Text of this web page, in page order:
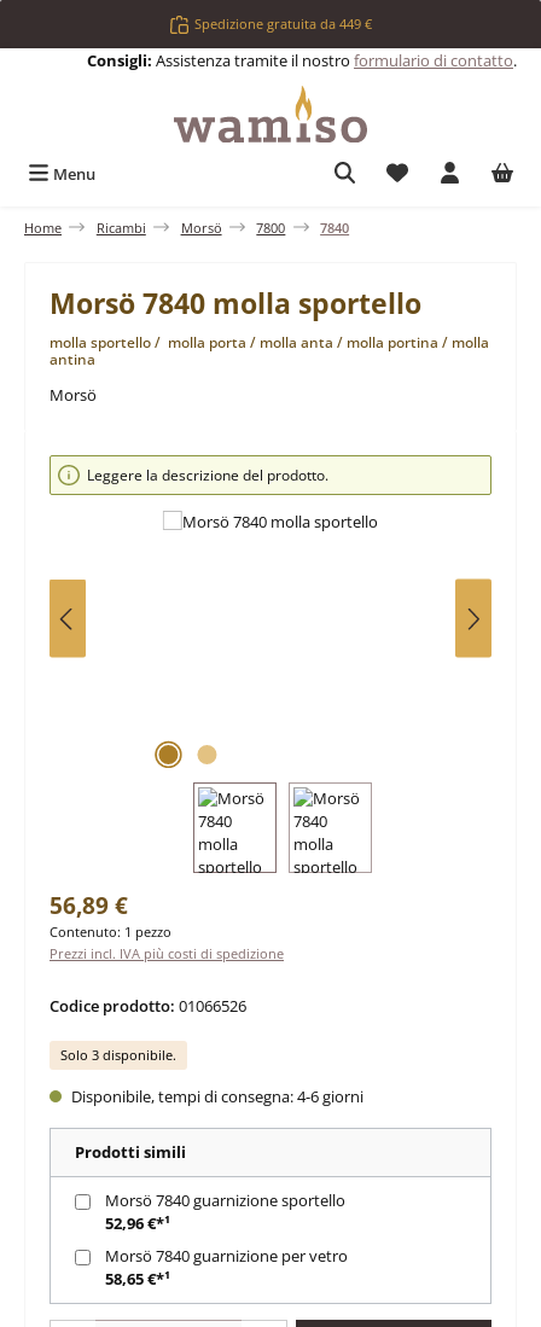
Passa al contenuto principaleSpedizione gratuita da 449 €
Consigli: Assistenza tramite il nostro formulario di contatto.
Menu Hai 0 articoli
Home Ricambi Morsö 7800 7840
Morsö 7840 molla sportello
molla sportello / molla porta / molla anta / molla portina / molla
antina
Morsö
Salta la galleria di immagini
Leggere la descrizione del prodotto.
Prezzo normale:
56,89 €
Contenuto: 1 pezzo
Prezzi incl. IVA più costi di spedizione
Codice prodotto: 01066526
Solo 3 disponibile.
Disponibile, tempi di consegna: 4-6 giorni
Prodotti simili
Morsö 7840 guarnizione sportello
52,96 €*¹
Morsö 7840 guarnizione per vetro
58,65 €*¹